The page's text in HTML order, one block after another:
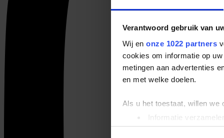
Verantwoord gebruik van
Wij en onze 1022 partners
cookies om informatie op
metingen aan advertenties
en met welke doelen.
Als u het toestaat, willen we
Informatie
Uw apparaat